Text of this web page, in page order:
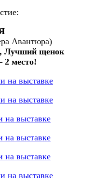
Авантюра)
Лучший щенок
2 место!